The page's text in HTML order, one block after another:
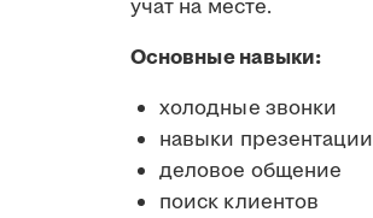
учат на месте.
Основные навыки:
холодные звонки
навыки презентации
деловое общение
поиск клиентов